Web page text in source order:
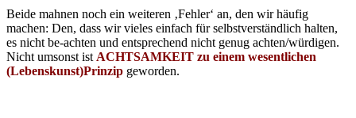
Beide mahnen noch ein weiteren ‚Fehler‘ an, den wir häufig
machen: Den, dass wir vieles einfach für selbstverständlich halten,
es nicht be-achten und entsprechend nicht genug achten/würdigen.
Nicht umsonst ist ACHTSAMKEIT zu einem wesentlichen
(Lebenskunst)Prinzip geworden.